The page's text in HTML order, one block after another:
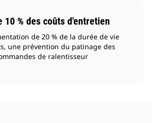
10 % des coûts d'entretien
de 20 % de la durée de vie
une prévention du patinage des
de ralentisseur